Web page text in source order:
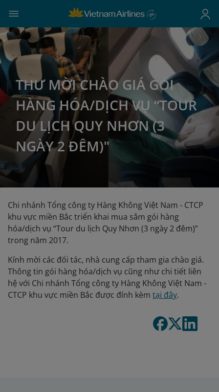
THƯ MỜI CHÀO GIÁ GÓI
HÀNG HÓA/DỊCH VỤ “TOUR
DU LỊCH QUY NHƠN (3
NGÀY 2 ĐÊM)"
Chi nhánh Tổng công ty Hàng Không Việt Nam - CTCP
khu vực miền Bắc triển khai mua sắm gói hàng
hóa/dịch vụ “Tour du lịch Quy Nhơn (3 ngày 2 đêm)”
trong năm 2017.
Kính mời các đối tác, nhà cung cấp tham gia chào giá.
Thông tin gói hàng hóa/dịch vụ cũng như chi tiết liên
hệ với Chi nhánh Tổng công ty Hàng Không Việt Nam -
CTCP khu vực miền Bắc được đính kèm tại đây.